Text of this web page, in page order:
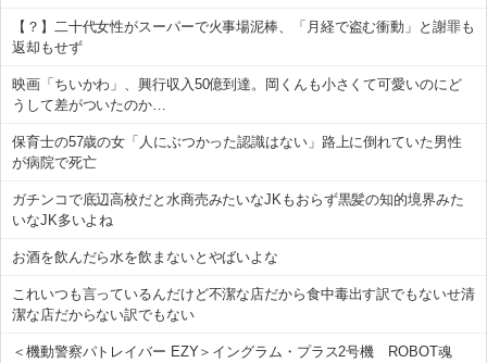
【？】二十代女性がスーパーで火事場泥棒、「月経で盗む衝動」と謝罪も
返却もせず
映画「ちいかわ」、興行収入50億到達。岡くんも小さくて可愛いのにど
うして差がついたのか…
保育士の57歳の女「人にぶつかった認識はない」路上に倒れていた男性
が病院で死亡
ガチンコで底辺高校だと水商売みたいなJKもおらず黒髪の知的境界みた
いなJK多いよね
お酒を飲んだら水を飲まないとやばいよな
これいつも言っているんだけど不潔な店だから食中毒出す訳でもないせ清
潔な店だからない訳でもない
＜機動警察パトレイバー EZY＞イングラム・プラス2号機 ROBOT魂